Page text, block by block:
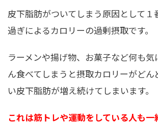
皮下脂肪がついてしまう原因として１
過ぎによるカロリーの過剰摂取です。
ラーメンや揚げ物、お菓子など何も
ん食べてしまうと摂取カロリーがどん
い皮下脂肪が増え続けてしまいます。
これは筋トレや運動をしている人も一